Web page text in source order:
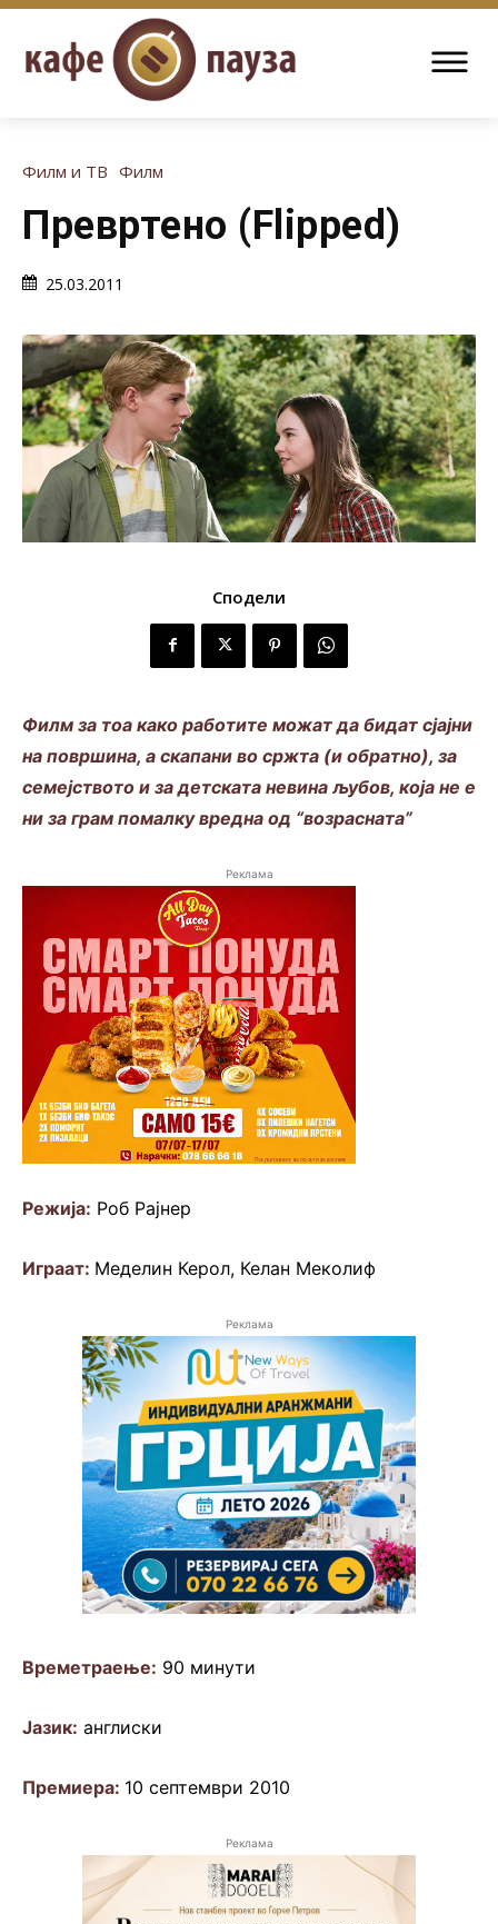
Филм и ТВ Филм
Превртено (Flipped)
25.03.2011
Сподели
Филм за тоа како работите можат да бидат сјајни
на површина, а скапани во сржта (и обратно), за
семејството и за детската невина љубов, која не е
ни за грам помалку вредна од “возрасната”
Реклама
Режија: Роб Рајнер
Играат: Меделин Керол, Келан Меколиф
Реклама
Времетраење: 90 минути
Јазик: англиски
Премиера: 10 септември 2010
Реклама